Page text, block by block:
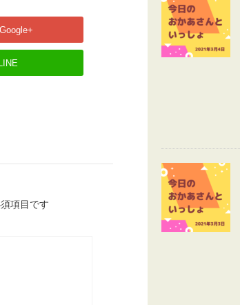
Google+
項目です